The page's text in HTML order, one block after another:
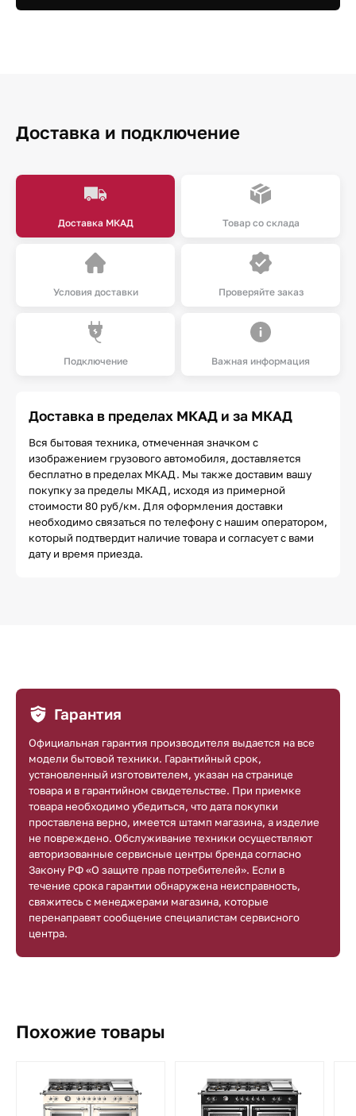
Доставка и подключение
Доставка МКАД Товар со склада
Условия доставки Проверяйте заказ
Подключение Важная информация
Доставка в пределах МКАД и за МКАД
Вся бытовая техника, отмеченная значком с
изображением грузового автомобиля, доставляется
бесплатно в пределах МКАД. Мы также доставим вашу
покупку за пределы МКАД, исходя из примерной
стоимости 80 руб/км. Для оформления доставки
необходимо связаться по телефону с нашим оператором,
который подтвердит наличие товара и согласует с вами
дату и время приезда.
Гарантия
Официальная гарантия производителя выдается на все
модели бытовой техники. Гарантийный срок,
установленный изготовителем, указан на странице
товара и в гарантийном свидетельстве. При приемке
товара необходимо убедиться, что дата покупки
проставлена верно, имеется штамп магазина, а изделие
не повреждено. Обслуживание техники осуществляют
авторизованные сервисные центры бренда согласно
Закону РФ «О защите прав потребителей». Если в
течение срока гарантии обнаружена неисправность,
свяжитесь с менеджерами магазина, которые
перенаправят сообщение специалистам сервисного
центра.
Похожие товары